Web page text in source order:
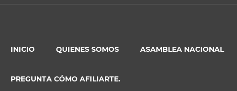
INICIO QUIENES SOMOS ASAMBLEA NACIONAL
PREGUNTA CÓMO AFILIARTE.